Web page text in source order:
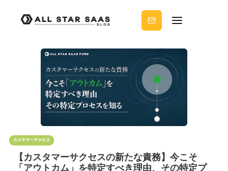
ノウ
ハウ
を受
りま
せん
か？
カスタマーサクセス
【カスタマーサクセスの新たな責務】今こそ
「アウトカム」を特定すべき理由、その特定プ